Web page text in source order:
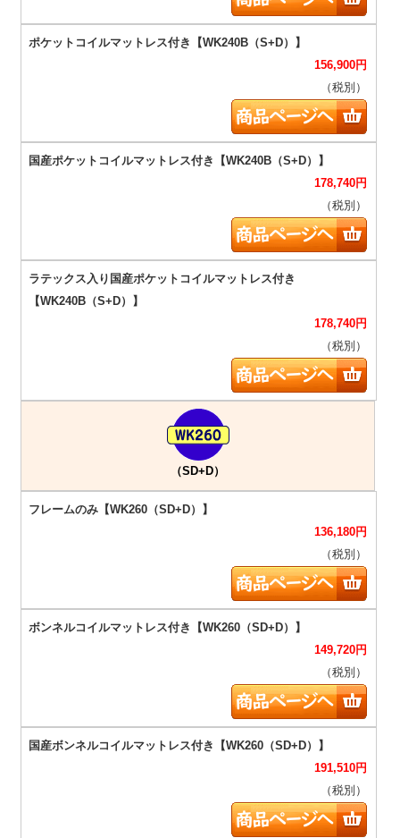
156,900円
（税別）
178,740円
（税別）
178,740円
（税別）
（SD+D）
136,180円
（税別）
149,720円
（税別）
191,510円
（税別）